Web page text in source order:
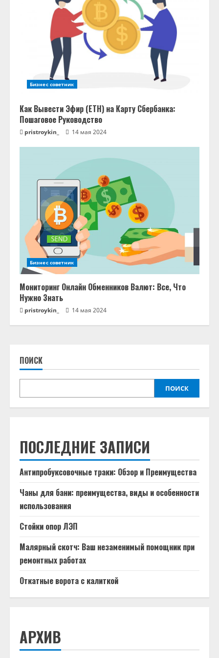
Бизнес советник
Как Вывести Эфир (ETH) на Карту Сбербанка:
Пошаговое Руководство
pristroykin_ 14 мая 2024
Бизнес советник
Мониторинг Онлайн Обменников Валют: Все, Что
Нужно Знать
pristroykin_ 14 мая 2024
ПОИСК
ПОИСК
ПОСЛЕДНИЕ ЗАПИСИ
Антипробуксовочные траки: Обзор и Преимущества
Чаны для бани: преимущества, виды и особенности
использования
Стойки опор ЛЭП
Малярный скотч: Ваш незаменимый помощник при
ремонтных работах
Откатные ворота с калиткой
АРХИВ